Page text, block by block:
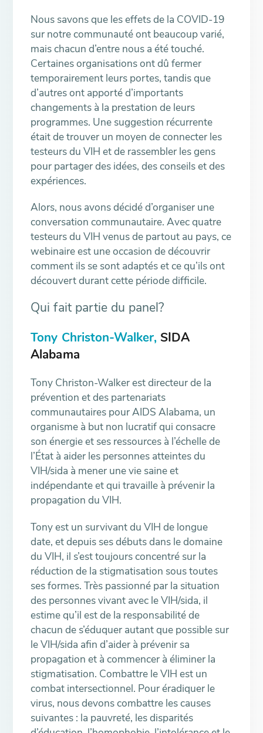
Nous savons que les effets de la COVID-19
sur notre communauté ont beaucoup varié,
mais chacun d’entre nous a été touché.
Certaines organisations ont dû fermer
temporairement leurs portes, tandis que
d’autres ont apporté d’importants
changements à la prestation de leurs
programmes. Une suggestion récurrente
était de trouver un moyen de connecter les
testeurs du VIH et de rassembler les gens
pour partager des idées, des conseils et des
expériences.
Alors, nous avons décidé d’organiser une
conversation communautaire. Avec quatre
testeurs du VIH venus de partout au pays, ce
webinaire est une occasion de découvrir
comment ils se sont adaptés et ce qu’ils ont
découvert durant cette période difficile.
Qui fait partie du panel?
Tony Christon-Walker, SIDA
Alabama
Tony Christon-Walker est directeur de la
prévention et des partenariats
communautaires pour AIDS Alabama, un
organisme à but non lucratif qui consacre
son énergie et ses ressources à l’échelle de
l’État à aider les personnes atteintes du
VIH/sida à mener une vie saine et
indépendante et qui travaille à prévenir la
propagation du VIH.
Tony est un survivant du VIH de longue
date, et depuis ses débuts dans le domaine
du VIH, il s’est toujours concentré sur la
réduction de la stigmatisation sous toutes
ses formes. Très passionné par la situation
des personnes vivant avec le VIH/sida, il
estime qu’il est de la responsabilité de
chacun de s’éduquer autant que possible sur
le VIH/sida afin d’aider à prévenir sa
propagation et à commencer à éliminer la
stigmatisation. Combattre le VIH est un
combat intersectionnel. Pour éradiquer le
virus, nous devons combattre les causes
suivantes : la pauvreté, les disparités